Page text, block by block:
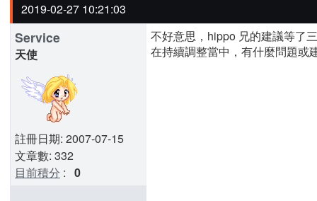
2019-02-27 10:21:03
Service
天使
註冊日期: 2007-07-15
文章數: 332
目前積分 : 0
不好意思，hippo 兄的建議等了
在持續調整當中，有什麼問題或